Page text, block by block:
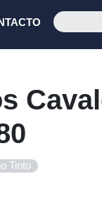
Tinto